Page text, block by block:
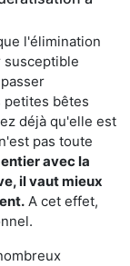
l'élimination
susceptible
petites bêtes
déjà qu'elle est
pas toute
avec la
il vaut mieux
A cet effet,